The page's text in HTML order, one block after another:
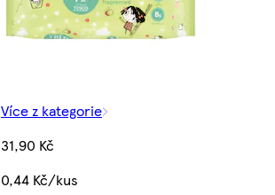
Více z kategorie
31,90 Kč
0,44 Kč/kus